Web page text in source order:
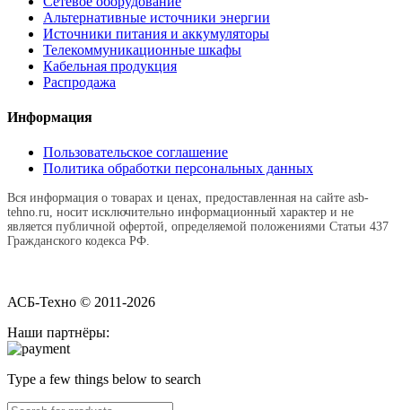
Альтернативные источники энергии
Источники питания и аккумуляторы
Телекоммуникационные шкафы
Кабельная продукция
Распродажа
Информация
Пользовательское соглашение
Политика обработки персональных данных
Вся информация о товарах и ценах, предоставленная на сайте asb-
tehno.ru, носит исключительно информационный характер и не
является публичной офертой, определяемой положениями Статьи 437
Гражданского кодекса РФ.
АСБ-Техно © 2011-2026
Наши партнёры:
Type a few things below to search